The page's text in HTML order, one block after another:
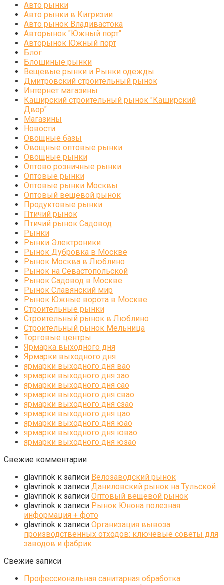
Авто рынки
Авто рынки в Кигризии
Авто рынок Владивастока
Авторынок "Южный порт"
Авторынок Южный порт
Блог
Блошиные рынки
Вещевые рынки и Рынки одежды
Дмитровский строительный рынок
Интернет магазины
Каширский строительный рынок "Каширский
Двор"
Магазины
Новости
Овощные базы
Овощные оптовые рынки
Овощные рынки
Оптово розничные рынки
Оптовые рынки
Оптовые рынки Москвы
Оптовый вещевой рынок
Продуктовые рынки
Птичий рынок
Птичий рынок Садовод
Рынки
Рынки Электроники
Рынок Дубровка в Москве
Рынок Москва в Люблино
Рынок на Севастопольской
Рынок Садовод в Москве
Рынок Славянский мир
Рынок Южные ворота в Москве
Строительные рынки
Строительный рынок в Люблино
Строительный рынок Мельница
Торговые центры
Ярмарка выходного дня
Ярмарки выходного дня
ярмарки выходного дня вао
ярмарки выходного дня зао
ярмарки выходного дня сао
ярмарки выходного дня свао
ярмарки выходного дня сзао
ярмарки выходного дня цао
ярмарки выходного дня юао
ярмарки выходного дня ювао
ярмарки выходного дня юзао
Свежие комментарии
glavrinok к записи Велозаводский рынок
glavrinok к записи Даниловский рынок на Тульской
glavrinok к записи Оптовый вещевой рынок
glavrinok к записи Рынок Юнона полезная
информация + фото
glavrinok к записи Организация вывоза
производственных отходов: ключевые советы для
заводов и фабрик
Свежие записи
Профессиональная санитарная обработка: